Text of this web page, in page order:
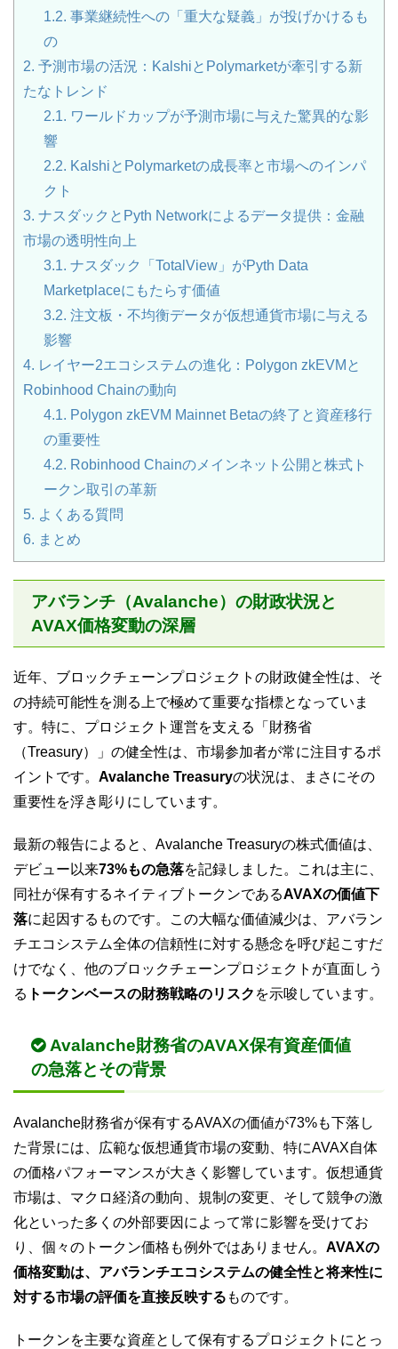
1.2. 事業継続性への「重大な疑義」が投げかけるも
の
2. 予測市場の活況：KalshiとPolymarketが牽引する新
たなトレンド
2.1. ワールドカップが予測市場に与えた驚異的な影
響
2.2. KalshiとPolymarketの成長率と市場へのインパ
クト
3. ナスダックとPyth Networkによるデータ提供：金融
市場の透明性向上
3.1. ナスダック「TotalView」がPyth Data
Marketplaceにもたらす価値
3.2. 注文板・不均衡データが仮想通貨市場に与える
影響
4. レイヤー2エコシステムの進化：Polygon zkEVMと
Robinhood Chainの動向
4.1. Polygon zkEVM Mainnet Betaの終了と資産移行
の重要性
4.2. Robinhood Chainのメインネット公開と株式ト
ークン取引の革新
5. よくある質問
6. まとめ
アバランチ（Avalanche）の財政状況と
AVAX価格変動の深層
近年、ブロックチェーンプロジェクトの財政健全性は、そ
の持続可能性を測る上で極めて重要な指標となっていま
す。特に、プロジェクト運営を支える「財務省
（Treasury）」の健全性は、市場参加者が常に注目するポ
イントです。 Avalanche Treasuryの状況は、まさにその
重要性を浮き彫りにしています。
最新の報告によると、Avalanche Treasuryの株式価値は、
デビュー以来73%もの急落を記録しました。これは主に、
同社が保有するネイティブトークンであるAVAXの価値下
落に起因するものです。この大幅な価値減少は、アバラン
チエコシステム全体の信頼性に対する懸念を呼び起こすだ
けでなく、他のブロックチェーンプロジェクトが直面しう
る トークンベースの財務戦略のリスク を示唆しています。
Avalanche財務省のAVAX保有資産価値
の急落とその背景
Avalanche財務省が保有するAVAXの価値が73%も下落し
た背景には、広範な仮想通貨市場の変動、特にAVAX自体
の価格パフォーマンスが大きく影響しています。仮想通貨
市場は、マクロ経済の動向、規制の変更、そして競争の激
化といった多くの外部要因によって常に影響を受けてお
り、個々のトークン価格も例外ではありません。 AVAXの
価格変動は、アバランチエコシステムの健全性と将来性に
対する市場の評価を直接反映する ものです。
トークンを主要な資産として保有するプロジェクトにとっ